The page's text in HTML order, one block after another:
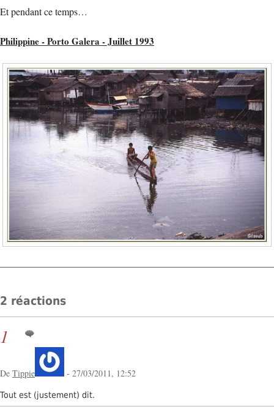
Et pendant ce temps…
Philippine - Porto Galera - Juillet 1993
2 réactions
1
De Tippie - 27/03/2011, 12:52
Tout est (justement) dit.